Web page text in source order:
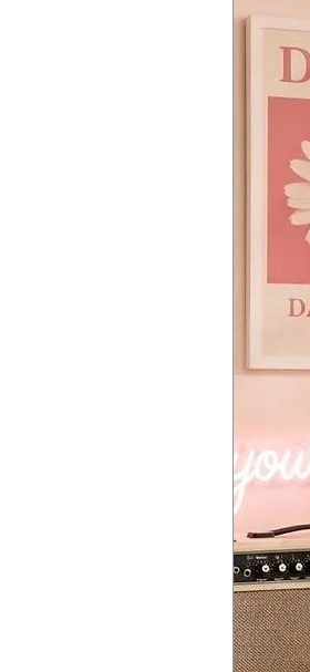
Effects:
Reverb,
Demo
Tempo
Time
Volume
Speakers:
Oval
DC 12
Power
3W
1312
1,312 x
Weight:
11.8 kg /
20.2 kg /
Damper